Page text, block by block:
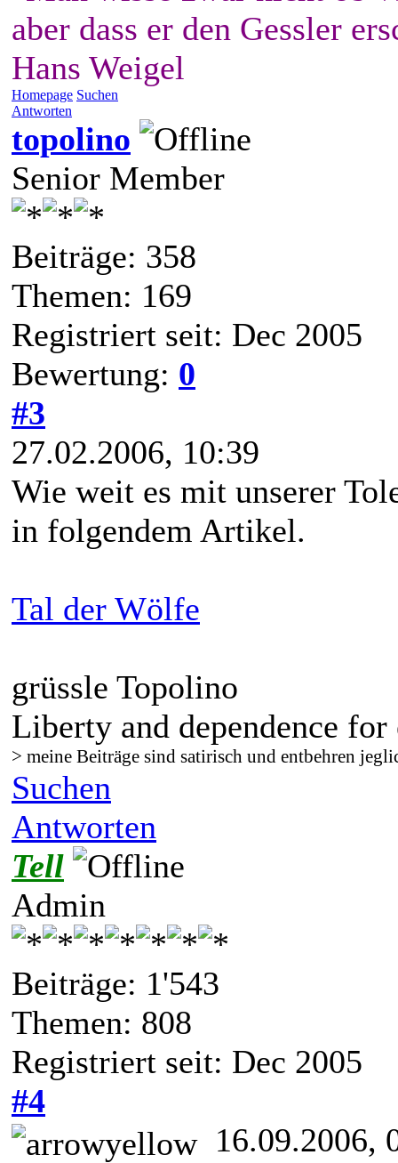
aber dass er den Gessler
Hans Weigel
Homepage Suchen
Antworten
topolino
Senior Member
Beiträge: 358
Themen: 169
Registriert seit: Dec 2005
Bewertung: 0
#3
27.02.2006, 10:39
Wie weit es mit unserer
in folgendem Artikel.
Tal der Wölfe
grüssle Topolino
Liberty and dependence for
> meine Beiträge sind satirisch und entbehren
Suchen
Antworten
Tell
Admin
Beiträge: 1'543
Themen: 808
Registriert seit: Dec 2005
#4
16.09.2006,